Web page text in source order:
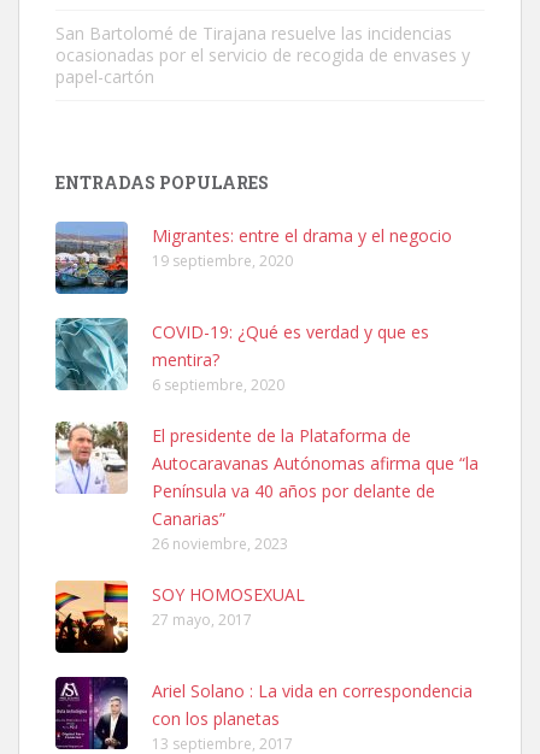
Leales.org » Gran Canaria
SHIBA PERDIDO AVDA JOSE MESA Y LOPEZ
PERRO MACHO RAZA SHIBA CON MICROCHIP PERDIDO HOY
06/07/2025 ZONA MESA Y LOPEZ. ES MUY ASUSTADIZO
Leales.org » Gran Canaria
6.7.2025
Ninfa perdida
El día 5 se los perdió una ninfa papillera, asustada tiene miedo a la
San Bartolomé de Tirajana resuelve las incidencias
ocasionadas por el servicio de recogida de envases y
papel-cartón
ENTRADAS POPULARES
Migrantes: entre el drama y el negocio
19 septiembre, 2020
COVID-19: ¿Qué es verdad y que es
mentira?
6 septiembre, 2020
El presidente de la Plataforma de
Autocaravanas Autónomas afirma que “la
Península va 40 años por delante de
Canarias”
26 noviembre, 2023
SOY HOMOSEXUAL
27 mayo, 2017
Ariel Solano : La vida en correspondencia
con los planetas
13 septiembre, 2017